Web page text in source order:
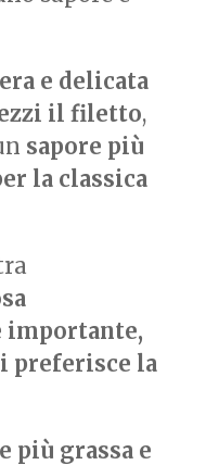
e delicata
il filetto,
sapore più
la classica
importante,
preferisce la
più grassa e